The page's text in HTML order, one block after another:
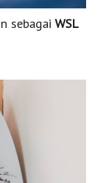
sebagai WSL